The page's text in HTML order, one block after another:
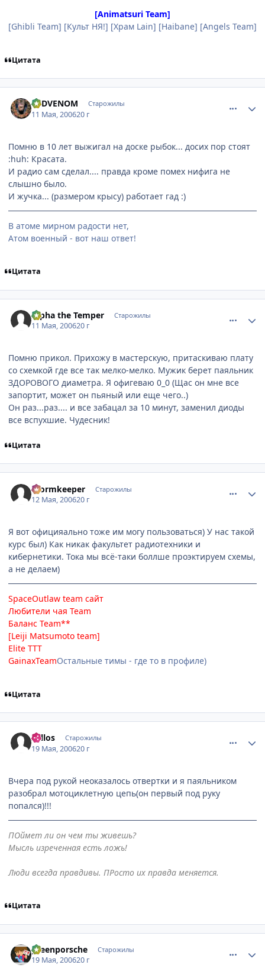
[Animatsuri Team]
[Ghibli Team] [Культ НЯ!] [Храм Lain] [Haibane] [Angels Team]
Цитата
REDVENOM Старожилы
11 Мая, 200620 г
Помню в 10 лет выжигал на доске рыбок... досих пор стоят
:huh: Красата.
И радио сам сделал.... правда кроме помех нифига не
слышно было.
И жучка... (размером крысу) работает гад :)
В атоме мирном радости нет,
Атом военный - вот наш ответ!
Цитата
Alpha the Temper Старожилы
11 Мая, 200620 г
Помню прикол. Прихожу в мастерскую, притаскиваю плату
со схемкой где все так мелко-мелко. Мужик берет паяльник
ЗДОРОВОГО диаметра. Я офигеваю 0_0 (Щас он мне все
запортит, может он пьяный или еще чего..)
Он раз...раз.... и все забацал за 10 минут, заменил диоды
все вспухшие. Чудесник!
Цитата
Wormkeeper Старожилы
12 Мая, 200620 г
Я вот официяально тоже им могу пользоваться) У нас такой
курс был) Как никак факультет радиотехники и
кибернетики. Тока мы всё-таки боллше проэктируем схемы,
а не делаем)
SpaceOutlaw team сайт
Любители чая Team
Баланс Team**
[Leiji Matsumoto team]
Elite TTT
GainaxTeamОстальные тимы - где то в профиле)
Цитата
Zellos Старожилы
19 Мая, 200620 г
Вчера под рукой неоказалось отвертки и я паяльником
разобрал мотоциклетную цепь(он первый под руку
попался)!!!
ПОймет ли он чем ты живешь?
Мысль изреченная есть ложь!
Люди всегда правдивы. ПРосто их правда меняется.
Цитата
greenporsche Старожилы
19 Мая, 200620 г